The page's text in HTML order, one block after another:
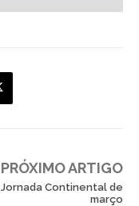
PRÓXIMO ARTIGO
Jornada Continental de
março